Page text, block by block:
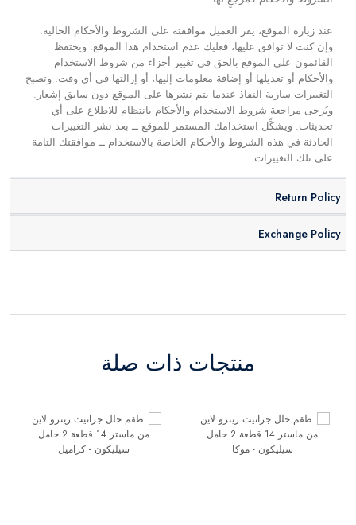
عند زيارة الموقع، يقر العميل موافقته على الشروط والأحكام الحالية.
وإن كنت لا توافق عليها، فعليك عدم استخدام هذا الموقع. ويحتفظ
القائمون على الموقع بالحق في تغيير أجزاء من شروط الاستخدام
والأحكام أو تعديلها أو إضافة معلومات إليها، أو إزالتها في أي وقت. وتصبح
التغييرات سارية النفاذ عندما يتم نشرها على الموقع دون سابق إشعار.
ويُرجى مراجعة شروط الاستخدام والأحكام بانتظام للاطلاع على أي
تحديثات. ويشكِّل استخدامك المستمر للموقع ــ بعد نشر التغييرات
الحادثة في هذه الشروط والأحكام الخاصة بالاستخدام ــ موافقتك التامة
على تلك التغييرات
Return Policy
Exchange Policy
منتجات ذات صلة